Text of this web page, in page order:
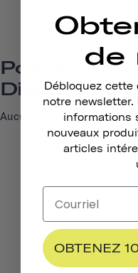
Postes
Disponibles
Aucune offre d'emploi
de
Débloquez
notre newsletter.
informations
nouveaux
articles
OBTENEZ